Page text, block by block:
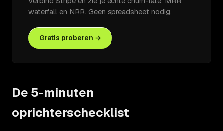
waterfall en NRR. Geen spreadsheet nodig.
Gratis proberen →
De 5-minuten
oprichterschecklist